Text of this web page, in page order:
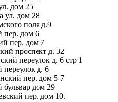
дом 25
ул. дом 28
поля д.9
пер. дом 6
пер. дом 7
проспект д. 32
переулок д. 6 стр 1
переулок д. 6
пер. дом 5-7
бульвар дом 29
пер. дом 10.